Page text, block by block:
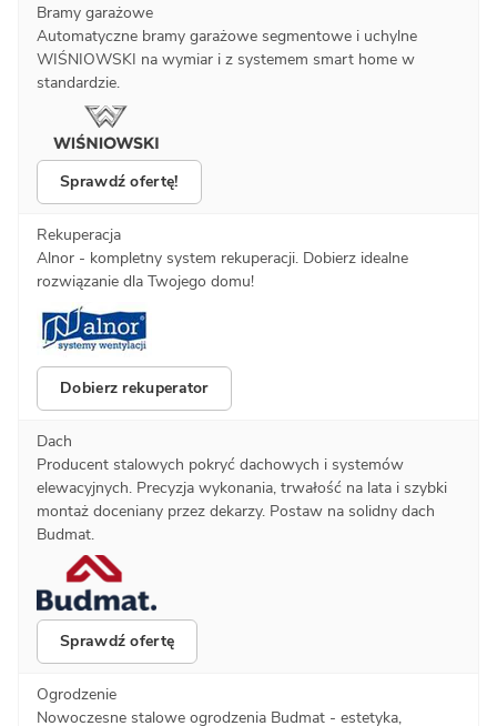
Bramy garażowe
Automatyczne bramy garażowe segmentowe i uchylne
WIŚNIOWSKI na wymiar i z systemem smart home w
standardzie.
Sprawdź ofertę!
Rekuperacja
Alnor - kompletny system rekuperacji. Dobierz idealne
rozwiązanie dla Twojego domu!
Dobierz rekuperator
Dach
Producent stalowych pokryć dachowych i systemów
elewacyjnych. Precyzja wykonania, trwałość na lata i szybki
montaż doceniany przez dekarzy. Postaw na solidny dach
Budmat.
Sprawdź ofertę
Ogrodzenie
Nowoczesne stalowe ogrodzenia Budmat - estetyka,